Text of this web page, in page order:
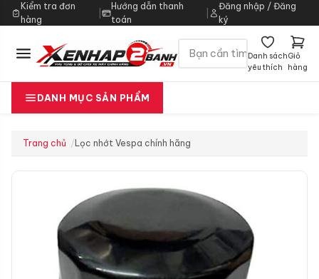
Kiểm tra đơn
hàng
|
Hướng dẫn thanh
toán
Đăng nhập / Đăng
ký
Danh sách
yêu thích
Giỏ
hàng
DANH MỤC SẢN PHẨM
Trang chủ Lọc nhớt Vespa chính hãng